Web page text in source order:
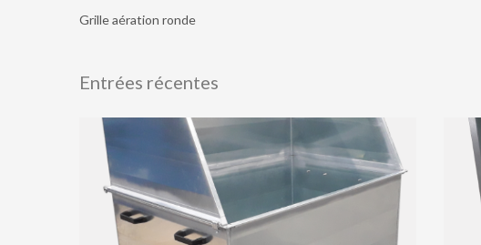
Grille aération ronde
Entrées récentes